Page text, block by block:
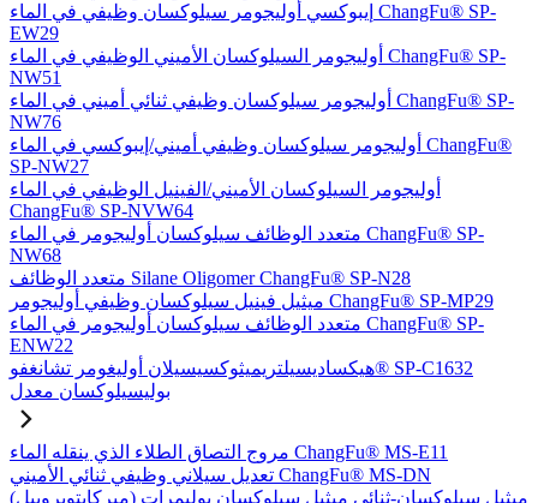
إيبوكسي أوليجومر سيلوكسان وظيفي في الماء ChangFu® SP-
EW29
أوليجومر السيلوكسان الأميني الوظيفي في الماء ChangFu® SP-
NW51
أوليجومر سيلوكسان وظيفي ثنائي أميني في الماء ChangFu® SP-
NW76
أوليجومر سيلوكسان وظيفي أميني/إيبوكسي في الماء ChangFu®
SP-NW27
أوليجومر السيلوكسان الأميني/الفينيل الوظيفي في الماء
ChangFu® SP-NVW64
متعدد الوظائف سيلوكسان أوليجومر في الماء ChangFu® SP-
NW68
متعدد الوظائف Silane Oligomer ChangFu® SP-N28
ميثيل فينيل سيلوكسان وظيفي أوليجومر ChangFu® SP-MP29
متعدد الوظائف سيلوكسان أوليجومر في الماء ChangFu® SP-
ENW22
هيكساديسيلتريميثوكسيسيلان أوليغومر تشانغفو® SP-C1632
بوليسيلوكسان معدل
مروج التصاق الطلاء الذي ينقله الماء ChangFu® MS-E11
تعديل سيلاني وظيفي ثنائي الأميني ChangFu® MS-DN
(ميركابتوبروبيل) ميثيل سيلوكسان-ثنائي ميثيل سيلوكسان بوليمرات